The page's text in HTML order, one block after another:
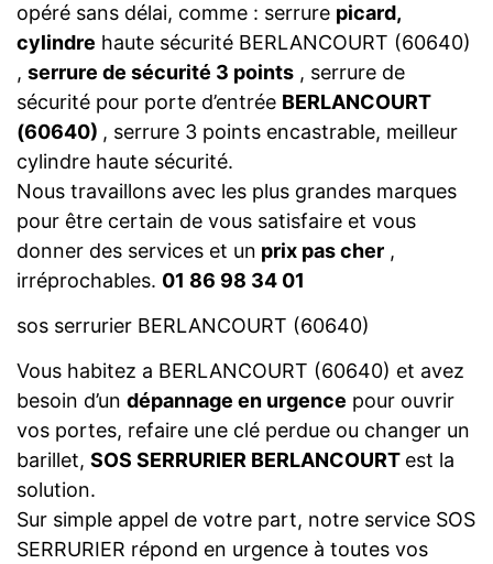
opéré sans délai, comme : serrure picard,
cylindre haute sécurité BERLANCOURT (60640)
, serrure de sécurité 3 points , serrure de
sécurité pour porte d’entrée BERLANCOURT
(60640) , serrure 3 points encastrable, meilleur
cylindre haute sécurité.
Nous travaillons avec les plus grandes marques
pour être certain de vous satisfaire et vous
donner des services et un prix pas cher ,
irréprochables. 01 86 98 34 01
sos serrurier BERLANCOURT (60640)
Vous habitez a BERLANCOURT (60640) et avez
besoin d’un dépannage en urgence pour ouvrir
vos portes, refaire une clé perdue ou changer un
barillet, SOS SERRURIER BERLANCOURT est la
solution.
Sur simple appel de votre part, notre service SOS
SERRURIER répond en urgence à toutes vos